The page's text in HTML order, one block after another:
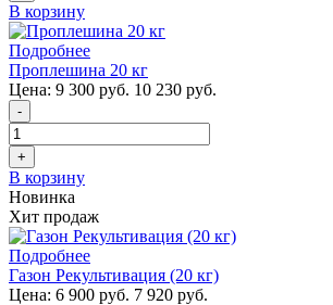
В корзину
Подробнее
Проплешина 20 кг
Цена: 9 300 руб. 10 230 руб.
-
+
В корзину
Новинка
Хит продаж
Подробнее
Газон Рекультивация (20 кг)
Цена: 6 900 руб. 7 920 руб.